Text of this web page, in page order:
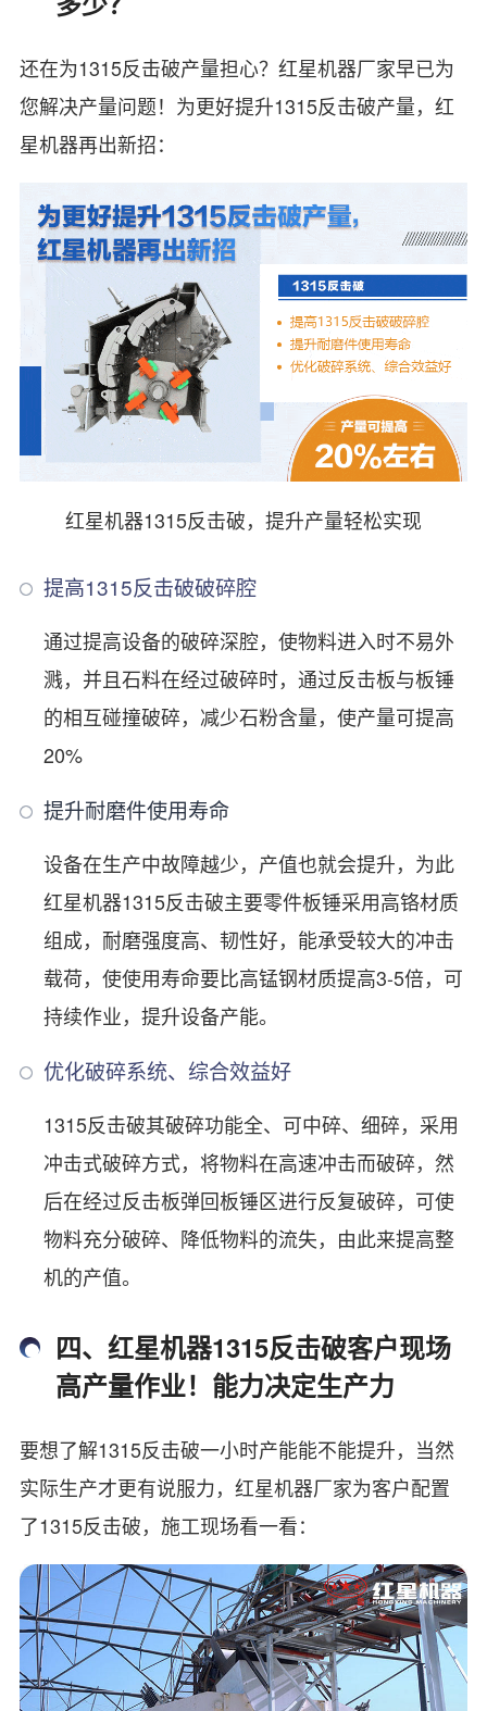
还在为1315反击破产量担心？红星机器厂家早已为
您解决产量问题！为更好提升1315反击破产量，红
星机器再出新招：
红星机器1315反击破，提升产量轻松实现
提高1315反击破破碎腔
通过提高设备的破碎深腔，使物料进入时不易外
溅，并且石料在经过破碎时，通过反击板与板锤
的相互碰撞破碎，减少石粉含量，使产量可提高
20%
提升耐磨件使用寿命
设备在生产中故障越少，产值也就会提升，为此
红星机器1315反击破主要零件板锤采用高铬材质
组成，耐磨强度高、韧性好，能承受较大的冲击
载荷，使使用寿命要比高锰钢材质提高3-5倍，可
持续作业，提升设备产能。
优化破碎系统、综合效益好
1315反击破其破碎功能全、可中碎、细碎，采用
冲击式破碎方式，将物料在高速冲击而破碎，然
后在经过反击板弹回板锤区进行反复破碎，可使
物料充分破碎、降低物料的流失，由此来提高整
机的产值。
四、红星机器1315反击破客户现场
高产量作业！能力决定生产力
要想了解1315反击破一小时产能能不能提升，当然
实际生产才更有说服力，红星机器厂家为客户配置
了1315反击破，施工现场看一看：